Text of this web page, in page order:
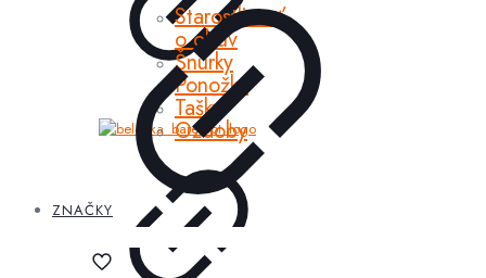
Starostlivosť
o obuv
Šnúrky
Ponožky
Tašky
Ozdoby
ZNAČKY